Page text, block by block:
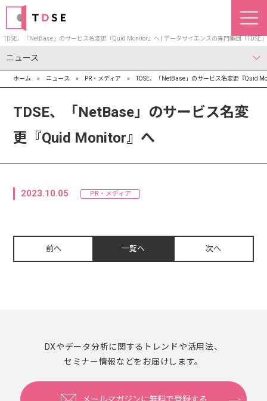
TDSE、「NetBase」のサービス名変更『Quid Monitor』へ | データサイエンスの専門集団「TDSE」
ニュース
お知らせ
PR・メディア
ホーム » ニュース » PR・メディア » TDSE、「NetBase」のサービス名変更『Quid
TDSE、「NetBase」のサービス名変
更『Quid Monitor』へ
2023.10.05 PR・メディア
前へ 一覧へ 次へ
DXやデータ分析に関するトレンドや活用法、
セミナー情報などをお届けします。